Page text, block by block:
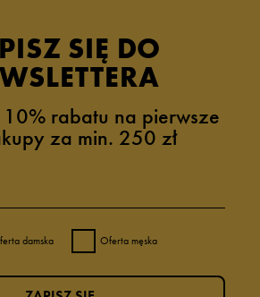
SIĘ DO
rabatu na pierwsze
za min. 250 zł
damska Oferta męska